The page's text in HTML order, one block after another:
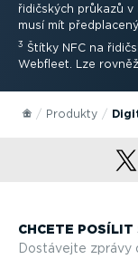
řidičských průkazů
musí mít
3 Štítky NFC na
Webfleet. Lze
Produkty
CHCETE POSÍLIT
Dostávejte zprávy